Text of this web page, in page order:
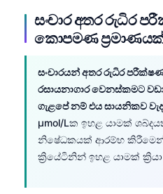
සංචාර අතර රුධිර
කොපමණ ප්‍රමාණයක්
සංචාරයන් අතර රුධිර
රසායනාගාර වෙනස්කමට
ගැළපේ නම් එය සායනිකව
µmol/Lක ඉහළ යාමක්
නිෂේධකයක් ආරම්භ කිරීමෙන්
ක්‍රියේටිනින් ඉහළ යාමක්